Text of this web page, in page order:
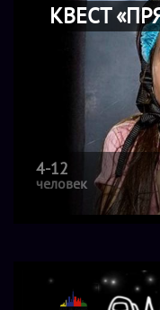
КВЕСТ
4-12
человек